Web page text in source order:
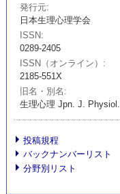
発行元
日本生理心理学会
ISSN
0289-2405
ISSN（オンライン）
2185-551X
旧名・別名
生理心理 Jpn. J.
投稿規程
バックナンバーリスト
分野別リスト